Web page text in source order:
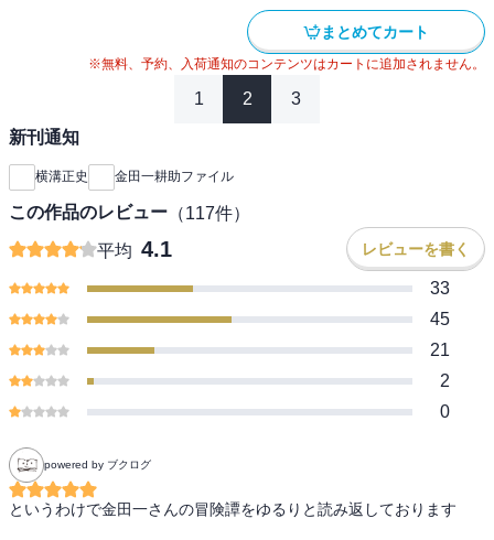
まとめてカート
※無料、予約、入荷通知のコンテンツはカートに追加されません。
1 2 3
新刊通知
横溝正史 金田一耕助ファイル
この作品のレビュー （117件）
平均 4.1 レビューを書く
33
45
21
2
0
powered by ブクログ
というわけで金田一さんの冒険譚をゆるりと読み返しております